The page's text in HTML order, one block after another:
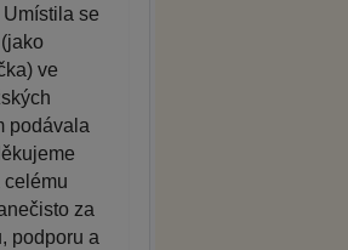
se
ve
podávala
celému
za
podporu a